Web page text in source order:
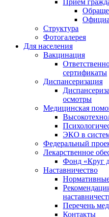
Структура
Фотогалерея
Для населения
Вакцинация
сертификаты
Диспансеризация
осмотры
Медицинская
ЭКО в
Федеральный
Лекарственное
Фонд «Круг
Наставничество
Перечень
Контакты